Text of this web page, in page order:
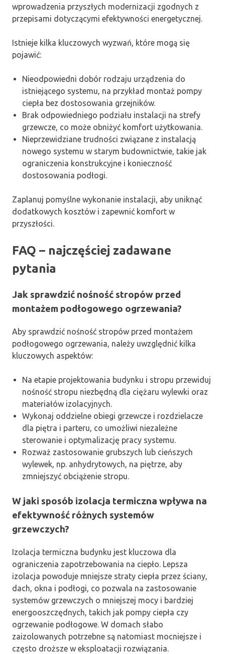
wprowadzenia przyszłych modernizacji zgodnych z
przepisami dotyczącymi efektywności energetycznej.
Istnieje kilka kluczowych wyzwań, które mogą się
pojawić:
Nieodpowiedni dobór rodzaju urządzenia do
istniejącego systemu, na przykład montaż pompy
ciepła bez dostosowania grzejników.
Brak odpowiedniego podziału instalacji na strefy
grzewcze, co może obniżyć komfort użytkowania.
Nieprzewidziane trudności związane z instalacją
nowego systemu w starym budownictwie, takie jak
ograniczenia konstrukcyjne i konieczność
dostosowania podłogi.
Zaplanuj pomyślne wykonanie instalacji, aby uniknąć
dodatkowych kosztów i zapewnić komfort w
przyszłości.
FAQ – najczęściej zadawane
pytania
Jak sprawdzić nośność stropów przed
montażem podłogowego ogrzewania?
Aby sprawdzić nośność stropów przed montażem
podłogowego ogrzewania, należy uwzględnić kilka
kluczowych aspektów:
Na etapie projektowania budynku i stropu przewiduj
nośność stropu niezbędną dla ciężaru wylewki oraz
materiałów izolacyjnych.
Wykonaj oddzielne obiegi grzewcze i rozdzielacze
dla piętra i parteru, co umożliwi niezależne
sterowanie i optymalizację pracy systemu.
Rozważ zastosowanie grubszych lub cieńszych
wylewek, np. anhydrytowych, na piętrze, aby
zmniejszyć obciążenie stropu.
W jaki sposób izolacja termiczna wpływa na
efektywność różnych systemów
grzewczych?
Izolacja termiczna budynku jest kluczowa dla
ograniczenia zapotrzebowania na ciepło. Lepsza
izolacja powoduje mniejsze straty ciepła przez ściany,
dach, okna i podłogi, co pozwala na zastosowanie
systemów grzewczych o mniejszej mocy i bardziej
energooszczędnych, takich jak pompy ciepła czy
ogrzewanie podłogowe. W domach słabo
zaizolowanych potrzebne są natomiast mocniejsze i
często droższe w eksploatacji rozwiązania.